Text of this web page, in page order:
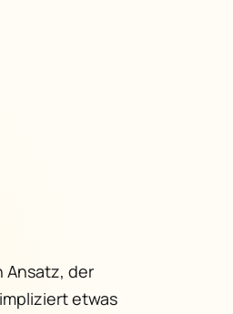
Ansatz, der
etwas